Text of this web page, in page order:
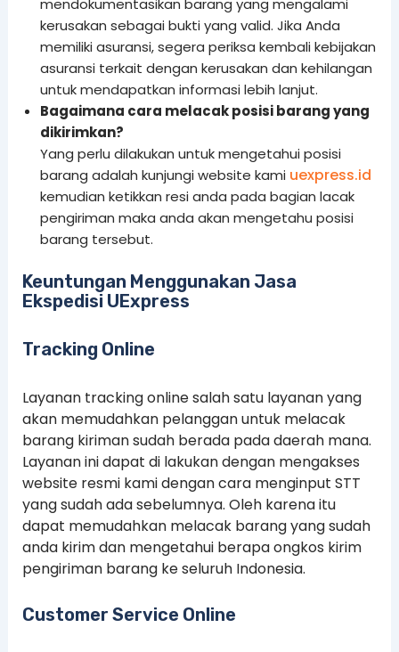
mendokumentasikan barang yang mengalami
kerusakan sebagai bukti yang valid. Jika Anda
memiliki asuransi, segera periksa kembali kebijakan
asuransi terkait dengan kerusakan dan kehilangan
untuk mendapatkan informasi lebih lanjut.
Bagaimana cara melacak posisi barang yang
dikirimkan?
Yang perlu dilakukan untuk mengetahui posisi
barang adalah kunjungi website kami uexpress.id
kemudian ketikkan resi anda pada bagian lacak
pengiriman maka anda akan mengetahu posisi
barang tersebut.
Keuntungan Menggunakan Jasa
Ekspedisi UExpress
Tracking Online
Layanan tracking online salah satu layanan yang
akan memudahkan pelanggan untuk melacak
barang kiriman sudah berada pada daerah mana.
Layanan ini dapat di lakukan dengan mengakses
website resmi kami dengan cara menginput STT
yang sudah ada sebelumnya. Oleh karena itu
dapat memudahkan melacak barang yang sudah
anda kirim dan mengetahui berapa ongkos kirim
pengiriman barang ke seluruh Indonesia.
Customer Service Online